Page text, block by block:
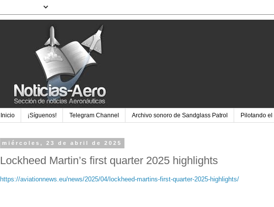
Inicio ¡Síguenos! Telegram Channel Archivo sonoro de Sandglass Patrol Pilotando
miércoles, 23 de abril de 2025
Lockheed Martin’s first quarter 2025 highlights
https://aviationnews.eu/news/2025/04/lockheed-martins-first-quarter-2025-highlights/